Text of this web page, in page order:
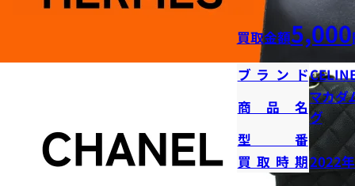
買取金額5,000
ブランド
商品名
マカダ
グ
型番
買取時期2022